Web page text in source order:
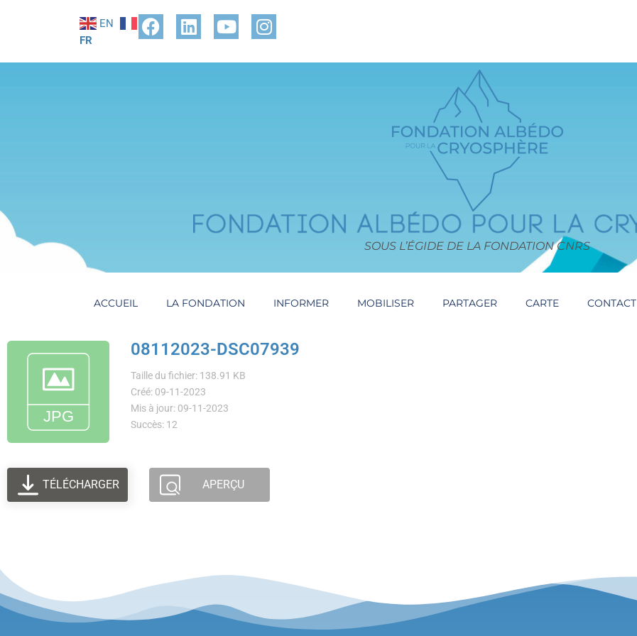
EN
FR
SOUS L’ÉGIDE DE LA FONDATION CNRS
ACCUEIL LA FONDATION INFORMER MOBILISER PARTAGER CARTE CONTACT
08112023-DSC07939
Taille du fichier: 138.91 KB
Créé: 09-11-2023
Mis à jour: 09-11-2023
Succès: 12
TÉLÉCHARGER APERÇU